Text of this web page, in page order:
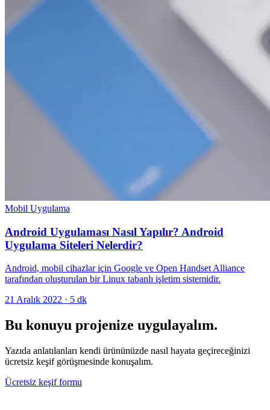
Mobil Uygulama
Android Uygulaması Nasıl Yapılır? Android
Uygulama Siteleri Nelerdir?
Android, mobil cihazlar için Google ve Open Handset Alliance
tarafından oluşturulan bir Linux tabanlı işletim sistemidir.
21 Aralık 2022 · 5 dk
Bu konuyu projenize uygulayalım.
Yazıda anlatılanları kendi ürününüzde nasıl hayata geçireceğinizi
ücretsiz keşif görüşmesinde konuşalım.
Ücretsiz keşif formu